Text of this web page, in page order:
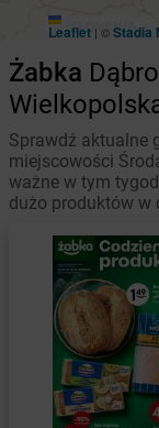
Leaflet | ©Stadia
Żabka
Sprawdź aktualne
miejscowości
ważne w tym
dużo produktów w